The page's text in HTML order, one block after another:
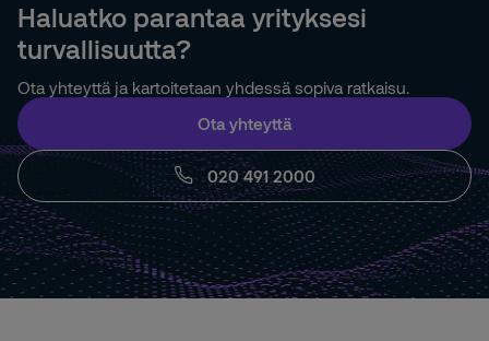
Haluatko parantaa yrityksesi
turvallisuutta?
Ota yhteyttä ja kartoitetaan yhdessä sopiva ratkaisu.
020 491 2000
Ota yhteyttä